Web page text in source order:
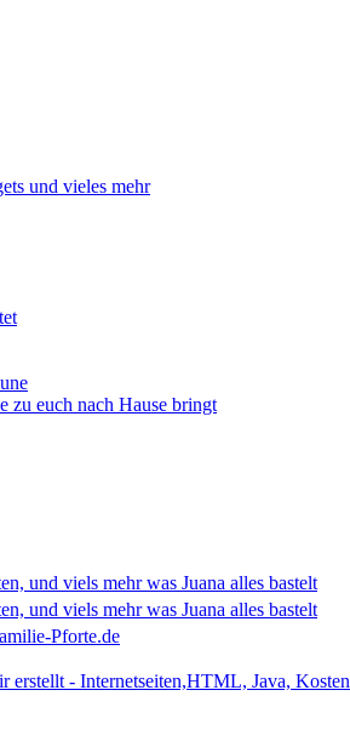
und vieles mehr
zu euch nach Hause bringt
und viels mehr was Juana alles bastelt
und viels mehr was Juana alles bastelt
Pforte.de
erstellt - Internetseiten,HTML, Java,